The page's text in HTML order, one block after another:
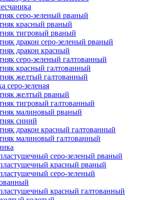
серо-зеленый рваный
красный рваный
тигровый рваный
дракон серо-зеленый рваный
дракон красный
серо-зеленый галтованный
красный галтованный
желтый галтованный
серо-зеленая
желтый рваный
тигровый галтованный
малиновый рваный
синий
дракон красный галтованный
малиновый галтованный
серо-зеленый рваный
красный рваный
серо-зеленый
красный галтованный